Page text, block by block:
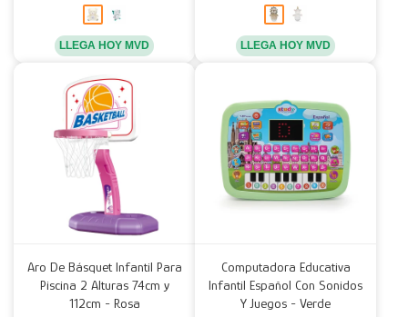
LLEGA HOY MVD LLEGA HOY MVD
Aro De Básquet Infantil Para
Piscina 2 Alturas 74cm y
112cm - Rosa
Computadora Educativa
Infantil Español Con Sonidos
Y Juegos - Verde